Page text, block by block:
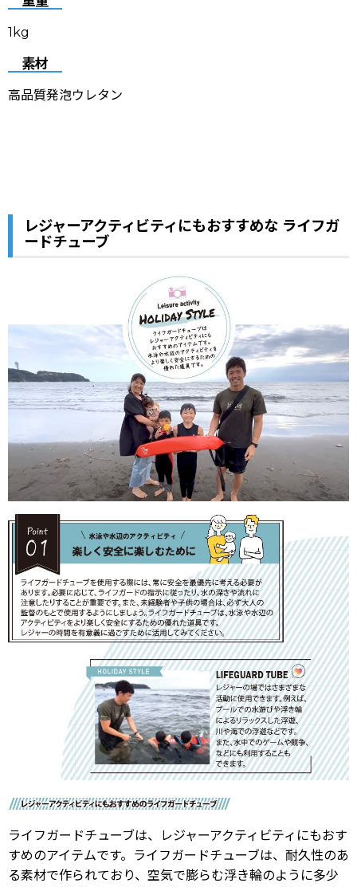
1kg
素材
高品質発泡ウレタン
レジャーアクティビティにもおすすめな ライフガ
ードチューブ
ライフガードチューブは、レジャーアクティビティにもおす
すめのアイテムです。ライフガードチューブは、耐久性のあ
る素材で作られており、空気で膨らむ浮き輪のように多少